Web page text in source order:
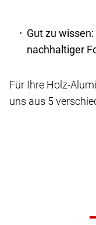
Gut zu
nachhaltiger
Für Ihre Holz-
uns aus 5